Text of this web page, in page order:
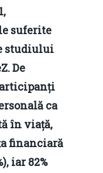
suferite
studiului
De
ca
în viață,
financiară
iar 82%